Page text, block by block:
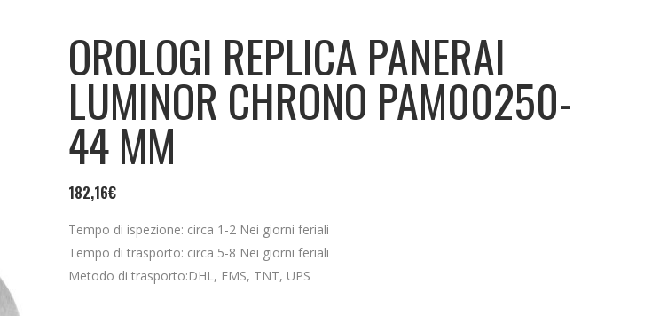
OROLOGI REPLICA PANERAI
LUMINOR CHRONO PAM00250-
44 MM
182,16€
Tempo di ispezione: circa 1-2 Nei giorni feriali
Tempo di trasporto: circa 5-8 Nei giorni feriali
Metodo di trasporto:DHL, EMS, TNT, UPS